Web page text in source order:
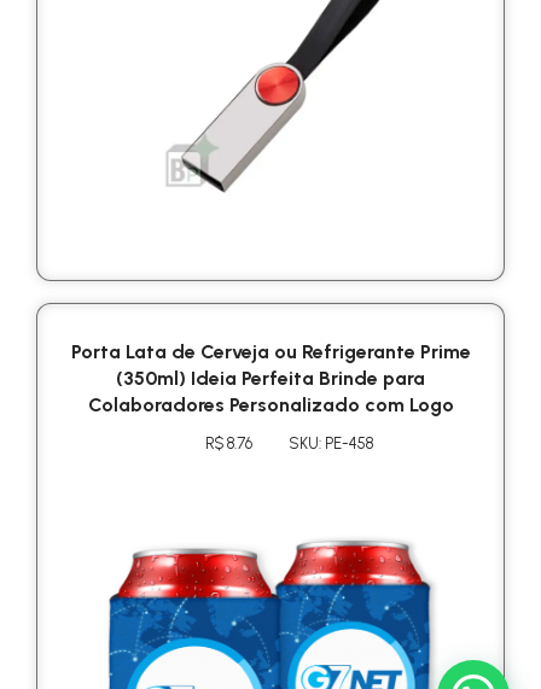
Porta Lata de Cerveja ou Refrigerante Prime
(350ml) Ideia Perfeita Brinde para
Colaboradores Personalizado com Logo
R$ 8.76 SKU: PE-458